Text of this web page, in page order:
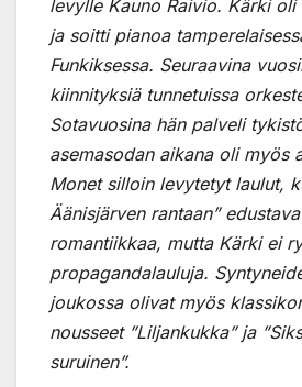
levylle Kauno Raivio. Kärki
ja soitti pianoa
Funkiksessa. Seuraavina
kiinnityksiä tunnetuissa
Sotavuosina hän palveli
asemasodan aikana oli myös
Monet silloin levytetyt laulut,
Äänisjärven rantaan”
romantiikkaa, mutta Kärki ei
propagandalauluja.
joukossa olivat myös
nousseet ”Liljankukka” ja
suruinen”.